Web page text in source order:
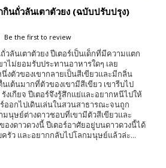
นถั่วลันเตาตัวยง (ฉบับปรับปรุง)
Be the first to review
ลันเตาตัวยง ปีเตอร์เป็นเด็กที่มีความแตก
ไม่ยอมรับประทานอาหารใดๆ เลย
งตัวของเขากลายเป็นสีเขียวและมีกลิ่น
เต้นมากที่ตัวของเขามีสีเขียว เขารีบไป
งเกียจ ปีเตอร์จึงรู้สึกแย่และอยากหนีไปให้
ออกไปเดินเล่นในสวนสาธารณะจนถูก
มนุษย์ต่างดาวชอบที่เขามีตัวสีเขียวและ
องดาวดวงนี้ ปีเตอร์อาศัยอยู่บนดาวดวงนี้ได้
รัว และอยากกลับไปโลกมนุษย์แล้วล่ะ...